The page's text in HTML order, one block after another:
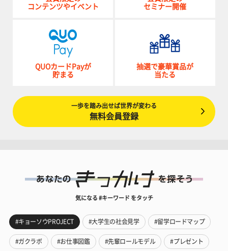
コンテンツやイベント
セミナー開催
QUOカードPayが
貯まる
抽選で豪華賞品が
当たる
一歩を踏み出せば世界が変わる
無料会員登録
気になる #キーワード をタッチ
#キョーソウPROJECT #大学生の社会見学 #留学ロードマップ
#ガクラボ #お仕事図鑑 #先輩ロールモデル #プレゼント